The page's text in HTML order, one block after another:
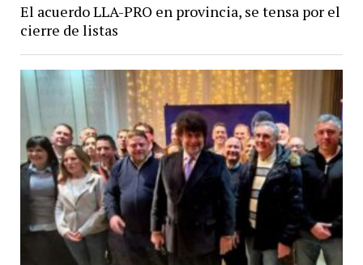
El acuerdo LLA-PRO en provincia, se tensa por el
cierre de listas